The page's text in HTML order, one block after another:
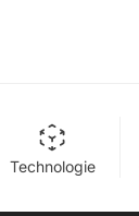
Technologie